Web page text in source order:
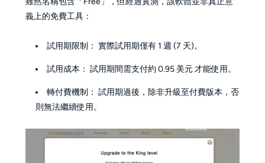
義上的免費工具：
試用期限制： 實際試用期僅有 1 週 (7 天)。
試用成本： 試用期間需支付約 0.95 美元 才能使用。
轉付費機制： 試用期過後，除非升級至付費版本，否
則無法繼續使用。